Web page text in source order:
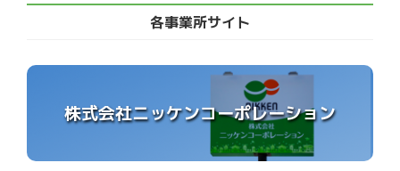
各事業所サイト
株式会社ニッケンコーポレーション